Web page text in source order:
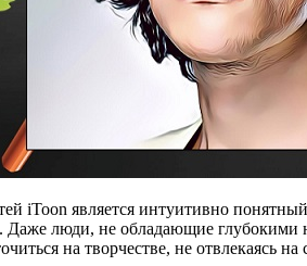
iToon является интуитивно
Даже люди, не обладающие
на творчестве, не отвлекаясь